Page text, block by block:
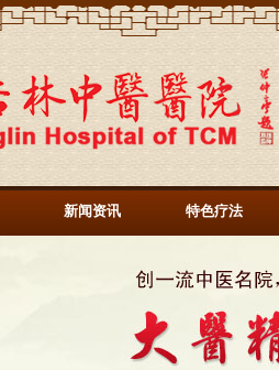
新闻资讯 特色疗法